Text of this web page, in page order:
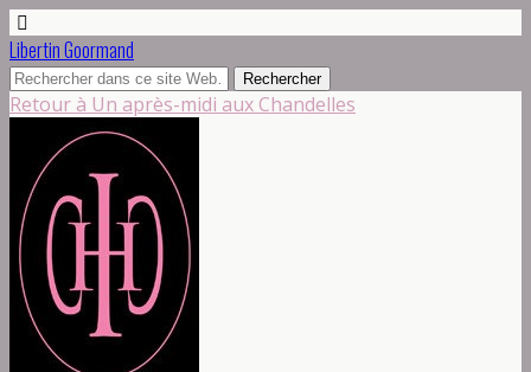
Libertin Goormand
Retour à Un après-midi aux Chandelles